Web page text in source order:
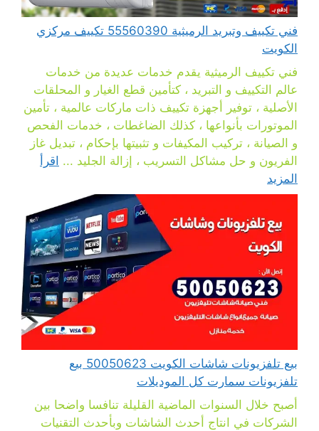
فني تكييف وتبريد الرميثية 55560390 تكييف مركزي
الكويت
فني تكييف الرميثية يقدم خدمات عديدة من خدمات
عالم التكييف و التبريد ، كتأمين قطع الغيار و المحلقات
الأصلية ، توفير أجهزة تكييف ذات ماركات عالمية ، تأمين
الموتورات بأنواعها ، كذلك الضاغطات ، خدمات الفحص
و الصيانة ، تركيب المكيفات و تثبيتها بإحكام ، تبديل غاز
الفريون و حل مشاكل التسريب ، إزالة الجليد ... اقرأ
المزيد
بيع تلفزيونات شاشات الكويت 50050623 بيع
تلفزيونات سمارت كل الموديلات
أصبح خلال السنوات الماضية القليلة تنافسا واضحا بين
الشركات في انتاج أحدث الشاشات وبأحدث التقنيات